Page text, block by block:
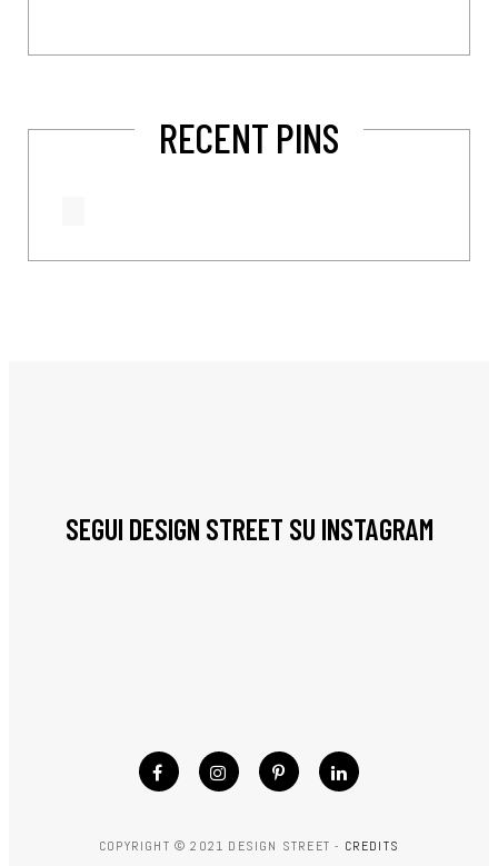
RECENT PINS
SEGUI DESIGN STREET SU INSTAGRAM
COPYRIGHT © 2021 DESIGN STREET - CREDITS